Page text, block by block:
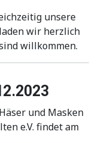
unsere
wir herzlich
willkommen.
und Masken
e.V. findet am